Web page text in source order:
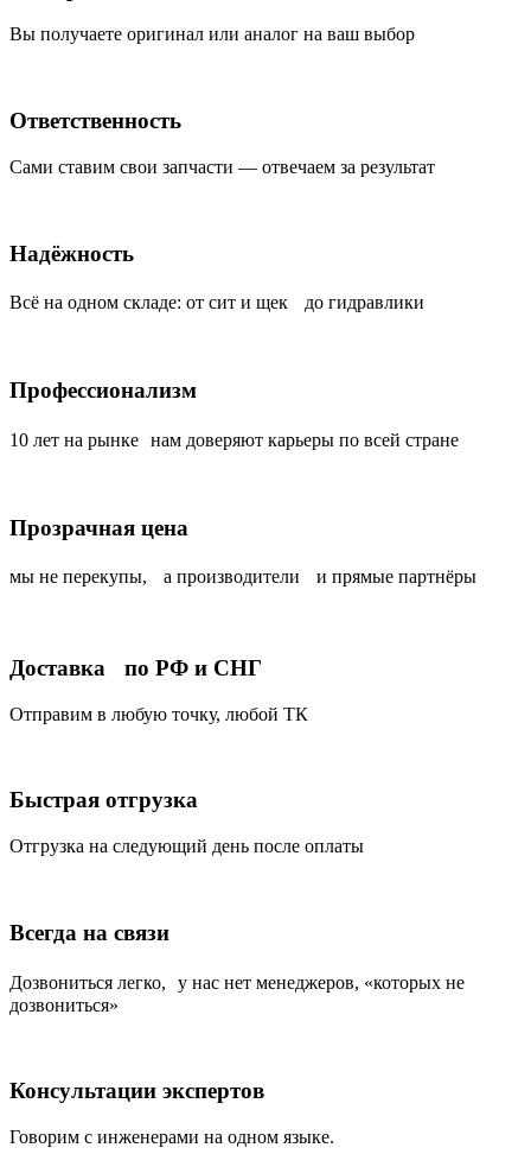
Вы получаете оригинал или аналог на ваш выбор
Ответственность
Сами ставим свои запчасти — отвечаем за результат
Надёжность
Всё на одном складе: от сит и щек до гидравлики
Профессионализм
10 лет на рынке нам доверяют карьеры по всей стране
Прозрачная цена
мы не перекупы, а производители и прямые партнёры
Доставка по РФ и СНГ
Отправим в любую точку, любой ТК
Быстрая отгрузка
Отгрузка на следующий день после оплаты
Всегда на связи
Дозвониться легко, у нас нет менеджеров, «которых не
дозвониться»
Консультации экспертов
Говорим с инженерами на одном языке.